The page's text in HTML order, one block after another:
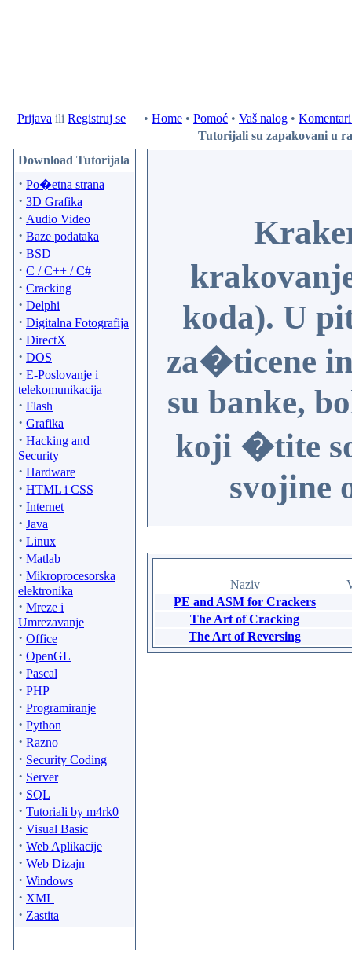
Prijava ili Registruj se • Home • Pomoć • Vaš nalog •
Tutorijali su zapakovani u
Download Tutorijala
· Po�etna strana
· 3D Grafika
· Audio Video
· Baze podataka
· BSD
· C / C++ / C#
· Cracking
· Delphi
· Digitalna Fotografija
· DirectX
· DOS
· E-Poslovanje i
telekomunikacija
· Flash
· Grafika
· Hacking and
Security
· Hardware
· HTML i CSS
· Internet
· Java
· Linux
· Matlab
· Mikroprocesorska
elektronika
· Mreze i
Umrezavanje
· Office
· OpenGL
· Pascal
· PHP
· Programiranje
· Python
· Razno
· Security Coding
· Server
· SQL
· Tutoriali by m4rk0
· Visual Basic
· Web Aplikacije
· Web Dizajn
· Windows
· XML
· Zastita
koda). U
za�ticene
su banke,
koji �tite
svojine
Naziv
PE and ASM for Crackers
The Art of Cracking
The Art of Reversing